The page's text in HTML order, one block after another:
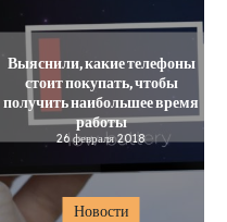
Новости
Выяснили, какие телефоны
стоит покупать, чтобы
получить наибольшее время
работы
26 февраля 2018